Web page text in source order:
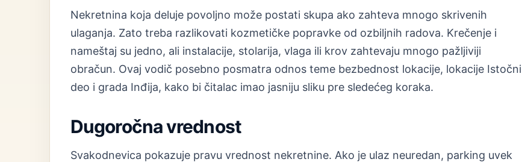
Nekretnina koja deluje povoljno može postati skupa ako zahteva mnogo skrivenih
ulaganja. Zato treba razlikovati kozmetičke popravke od ozbiljnih radova. Krečenje i
nameštaj su jedno, ali instalacije, stolarija, vlaga ili krov zahtevaju mnogo pažljiviji
obračun. Ovaj vodič posebno posmatra odnos teme bezbednost lokacije, lokacije Istočni
deo i grada Inđija, kako bi čitalac imao jasniju sliku pre sledećeg koraka.
Dugoročna vrednost
Svakodnevica pokazuje pravu vrednost nekretnine. Ako je ulaz neuredan, parking uvek